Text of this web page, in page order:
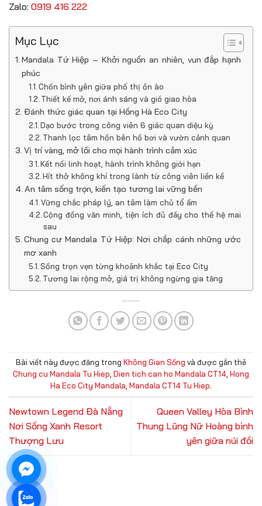
Zalo: 0919 416 222
Mục Lục
Mandala Tứ Hiệp – Khởi nguồn an nhiên, vun đắp hạnh
phúc
Chốn bình yên giữa phố thị ồn ào
Thiết kế mở, nơi ánh sáng và gió giao hòa
Đánh thức giác quan tại Hồng Hà Eco City
Dạo bước trong công viên 6 giác quan diệu kỳ
Thanh lọc tâm hồn bên hồ bơi và vườn cảnh quan
Vị trí vàng, mở lối cho mọi hành trình cảm xúc
Kết nối linh hoạt, hành trình không giới hạn
Hít thở không khí trong lành từ công viên liền kề
An tâm sống trọn, kiến tạo tương lai vững bền
Vững chắc pháp lý, an tâm làm chủ tổ ấm
Cộng đồng văn minh, tiện ích đủ đầy cho thế hệ mai
sau
Chung cư Mandala Tứ Hiệp: Nơi chắp cánh những ước
mơ xanh
Sống trọn vẹn từng khoảnh khắc tại Eco City
Tương lai rộng mở, giá trị không ngừng gia tăng
Bài viết này được đăng trong Không Gian Sống và được gắn thẻ
Chung cu Mandala Tu Hiep, Dien tich can ho Mandala CT14, Hong
Ha Eco City Mandala, Mandala CT14 Tu Hiep.
Newtown Legend Đà Nẵng
Nơi Sống Xanh Resort
Thượng Lưu
Queen Valley Hòa Bình
Thung Lũng Nữ Hoàng bình
yên giữa núi đồi